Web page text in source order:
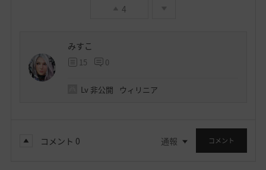
4
みすこ
15 0
Lv 非公開 ウィリニア
コメント 0 通報 コメント